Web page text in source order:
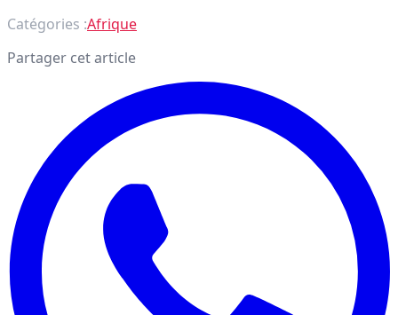
Catégories :Afrique
Partager cet article